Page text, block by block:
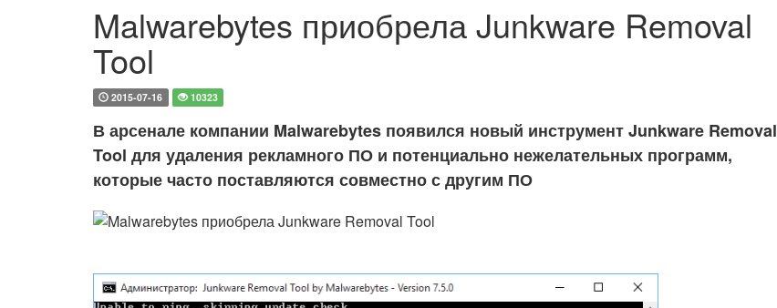
Malwarebytes приобрела Junkware Removal
Tool
2015-07-16 10323
В арсенале компании Malwarebytes появился новый инструмент Junkware Removal
Tool для удаления рекламного ПО и потенциально нежелательных программ,
которые часто поставляются совместно с другим ПО